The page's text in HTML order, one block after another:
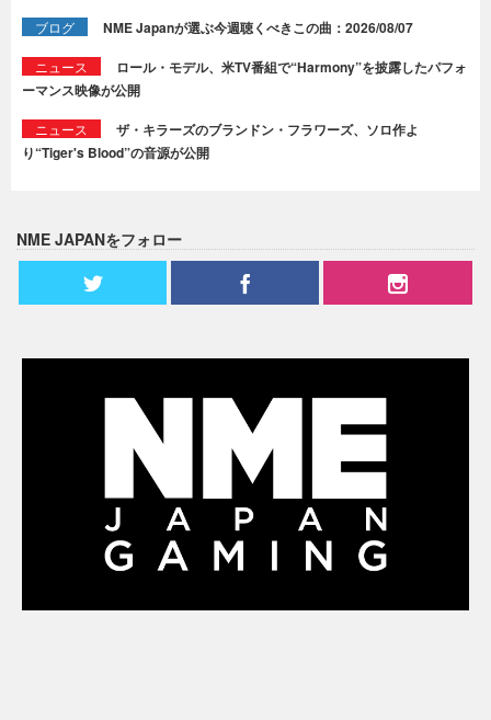
ブログ NME Japanが選ぶ今週聴くべきこの曲：2026/08/07
ニュース
ロール・モデル、米TV番組で“Harmony”を披露したパフォ
ーマンス映像が公開
ニュース
ザ・キラーズのブランドン・フラワーズ、ソロ作よ
り“Tiger's Blood”の音源が公開
NME JAPANをフォロー